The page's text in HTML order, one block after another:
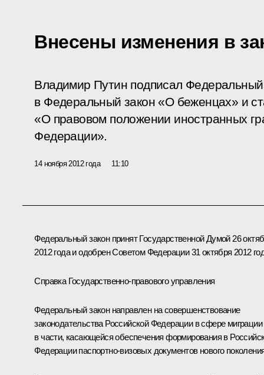
Внесены изменения в
Владимир Путин подписал
в Федеральный закон «О беженцах» и
«О правовом положении иностранных
Федерации».
14 ноября 2012 года 11:10
Федеральный закон принят Государственной Думой 26
2012 года и одобрен Советом Федерации 31 октября 2012
Справка Государственно-правового управления
Федеральный закон направлен на совершенствование
законодательства Российской Федерации в сфере миграции
в части, касающейся обеспечения формирования в
Федерации паспортно-визовых документов нового